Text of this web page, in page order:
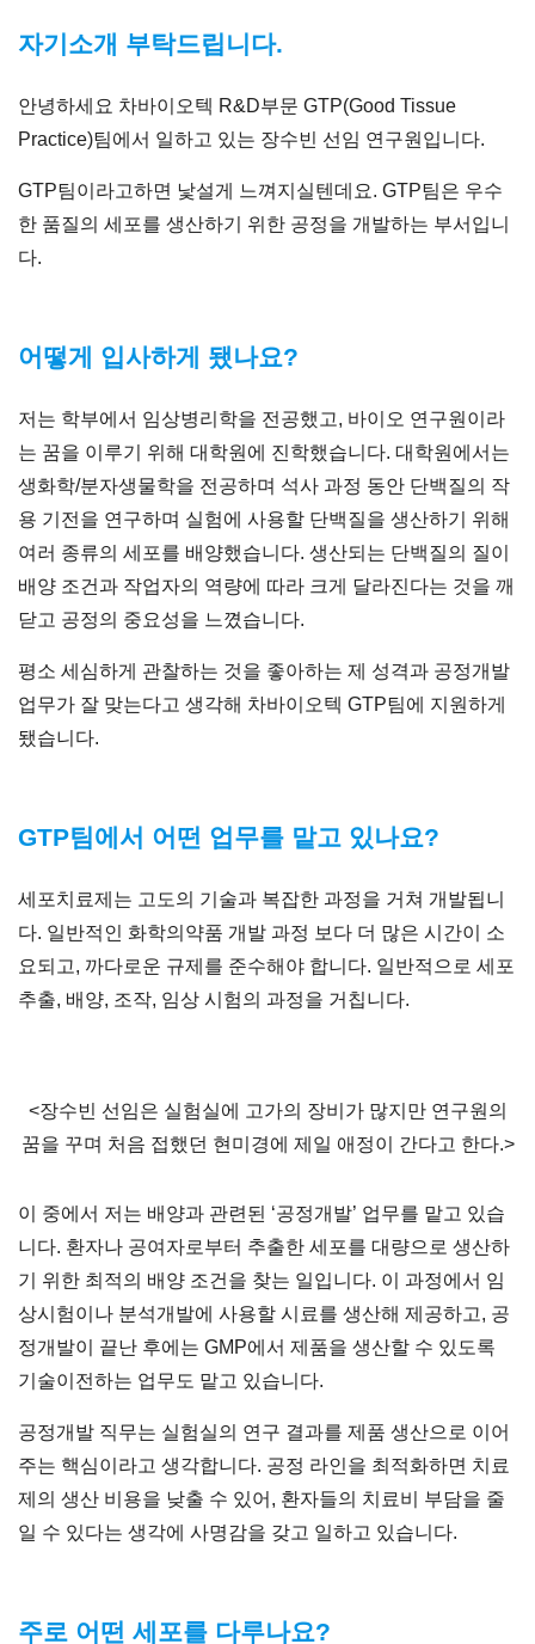
자기소개 부탁드립니다.
안녕하세요 차바이오텍 R&D부문 GTP(Good Tissue
Practice)팀에서 일하고 있는 장수빈 선임 연구원입니다.
GTP팀이라고하면 낯설게 느껴지실텐데요. GTP팀은 우수
한 품질의 세포를 생산하기 위한 공정을 개발하는 부서입니
다.
어떻게 입사하게 됐나요?
저는 학부에서 임상병리학을 전공했고, 바이오 연구원이라
는 꿈을 이루기 위해 대학원에 진학했습니다. 대학원에서는
생화학/분자생물학을 전공하며 석사 과정 동안 단백질의 작
용 기전을 연구하며 실험에 사용할 단백질을 생산하기 위해
여러 종류의 세포를 배양했습니다. 생산되는 단백질의 질이
배양 조건과 작업자의 역량에 따라 크게 달라진다는 것을 깨
닫고 공정의 중요성을 느꼈습니다.
평소 세심하게 관찰하는 것을 좋아하는 제 성격과 공정개발
업무가 잘 맞는다고 생각해 차바이오텍 GTP팀에 지원하게
됐습니다.
GTP팀에서 어떤 업무를 맡고 있나요?
세포치료제는 고도의 기술과 복잡한 과정을 거쳐 개발됩니
다. 일반적인 화학의약품 개발 과정 보다 더 많은 시간이 소
요되고, 까다로운 규제를 준수해야 합니다. 일반적으로 세포
추출, 배양, 조작, 임상 시험의 과정을 거칩니다.
<장수빈 선임은 실험실에 고가의 장비가 많지만 연구원의
꿈을 꾸며 처음 접했던 현미경에 제일 애정이 간다고 한다.>
이 중에서 저는 배양과 관련된 ‘공정개발’ 업무를 맡고 있습
니다. 환자나 공여자로부터 추출한 세포를 대량으로 생산하
기 위한 최적의 배양 조건을 찾는 일입니다. 이 과정에서 임
상시험이나 분석개발에 사용할 시료를 생산해 제공하고, 공
정개발이 끝난 후에는 GMP에서 제품을 생산할 수 있도록
기술이전하는 업무도 맡고 있습니다.
공정개발 직무는 실험실의 연구 결과를 제품 생산으로 이어
주는 핵심이라고 생각합니다. 공정 라인을 최적화하면 치료
제의 생산 비용을 낮출 수 있어, 환자들의 치료비 부담을 줄
일 수 있다는 생각에 사명감을 갖고 일하고 있습니다.
주로 어떤 세포를 다루나요?